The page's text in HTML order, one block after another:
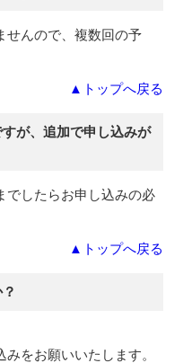
せんので、複数回の予
▲トップへ戻る
が、追加で申し込みが
でしたらお申し込みの必
▲トップへ戻る
をお願いいたします。